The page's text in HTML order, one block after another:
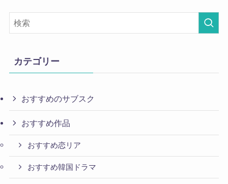
カテゴリー
おすすめのサブスク
おすすめ作品
おすすめ恋リア
おすすめ韓国ドラマ